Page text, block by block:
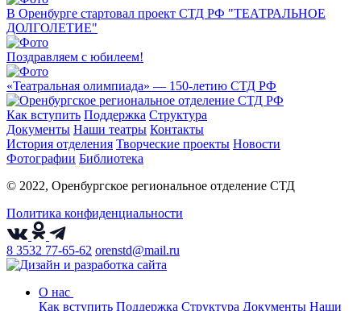
В Оренбурге стартовал проект СТД РФ "ТЕАТРАЛЬНОЕ
ДОЛГОЛЕТИЕ"
Поздравляем с юбилеем!
«Театральная олимпиада» — 150-летию СТД РФ
Как вступить Поддержка Структура
Документы Наши театры Контакты
История отделения Творческие проекты Новости
Фотографии Библиотека
© 2022, Оренбургское региональное отделение СТД
Политика конфиденциальности
8 3532 77-65-62 orenstd@mail.ru
О нас
Как вступить Поддержка Структура Документы Наши